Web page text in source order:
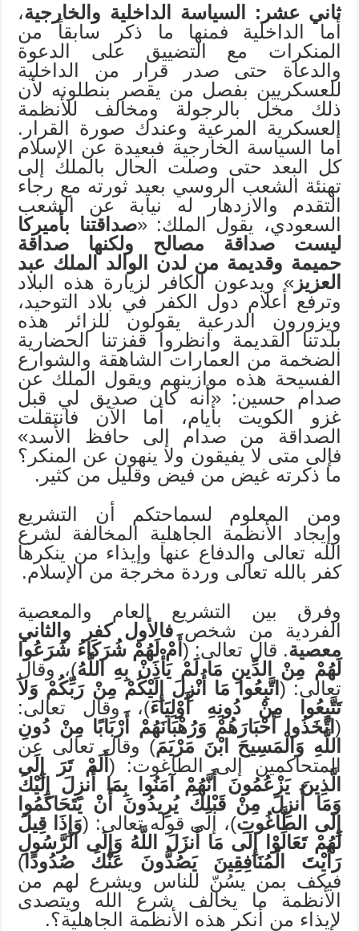
ثاني عشر: السياسة الداخلية والخارجية،
أما الداخلية فمنها ما ذكر سابقاً من
المنكرات مع التضييق على الدعوة
والدعاة حتى صدر قرار من الداخلية
للعسكريين بفصل من يقصر بنطلونه لأن
ذلك مخل بالرجولة ومخالف للأنظمة
العسكرية المرعية وعندك صورة القرار.
أما السياسة الخارجية فبعيدة عن الإسلام
كل البعد حتى وصلت الحال بالملك إلى
تهنئة الشعب الروسي بعيد ثورته مع رجاء
التقدم والازدهار له نيابة عن الشعب
السعودي، يقول الملك: «صداقتنا بأميركا
ليست صداقة مصالح ولكنها صداقة
حميمة وقديمة من لدن الوالد الملك عبد
العزيز» ويدعون الكافر لزيارة هذه البلاد
وترفع أعلام دول الكفر في بلاد التوحيد،
ويزورون الدرعية يقولون للزائر هذه
بلدتنا القديمة وانظروا قفزتنا الحضارية
الضخمة من العمارات الشاهقة والشوارع
الفسيحة هذه موازينهم ويقول الملك عن
صدام حسين: «أنه كان صديق لي قبل
غزو الكويت بأيام، أما الآن فانتقلت
الصداقة من صدام إلى حافظ الأسد»
فإلى متى لا يفيقون ولا ينهون عن المنكر؟
ما ذكرته غيض من فيض وقليل من كثير.
ومن المعلوم لسماحتكم أن التشريع
وإيجاد الأنظمة الجاهلية المخالفة لشرع
الله تعالى والدفاع عنها وإيذاء من ينكرها
كفر بالله تعالى وردة مخرجة من الإسلام.
وفرق بين التشريع العام والمعصية
الفردية من شخصفالأول كفر والثاني
معصية. قال تعالى: (أَمْ لَهُمْ شُرَكَاءُ شَرَعُوا
لَهُمْ مِنْ الدِّينِ مَا لَمْ يَأْذَنْ بِهِ اللَّهُ)، وقال
تعالى: (اتَّبِعُوا مَا أُنْزِلَ إِلَيْكُمْ مِنْ رَبِّكُمْ وَلاَ
تَتَّبِعُوا مِنْ دُونِهِ أَوْلِيَاءَ)، وقال تعالى:
(اتَّخَذُوا أَحْبَارَهُمْ وَرُهْبَانَهُمْ أَرْبَابًا مِنْ دُونِ
اللَّهِ وَالْمَسِيحَ ابْنَ مَرْيَمَ) وقال تعالى عن
المتحاكمين إلى الطاغوت: ( أَلَمْ تَرَ إِلَى
الَّذِينَ يَزْعُمُونَ أَنَّهُمْ آمَنُوا بِمَا أُنزِلَ إِلَيْكَ
وَمَا أُنزِلَ مِنْ قَبْلِكَ يُرِيدُونَ أَنْ يَتَحَاكَمُوا
إِلَى الطَّاغُوتِ)، إلى قوله تعالى: (وَإِذَا قِيلَ
لَهُمْ تَعَالَوْا إِلَى مَا أَنزَلَ اللَّهُ وَإِلَى الرَّسُولِ
رَأَيْتَ الْمُنَافِقِينَ يَصُدُّونَ عَنْكَ صُدُودًا)
فيكف بمن يسُنّ للناس ويشرع لهم من
الأنظمة ما يخالف شرع الله ويتصدى
لإيذاء من أنكر هذه الأنظمة الجاهلية؟.